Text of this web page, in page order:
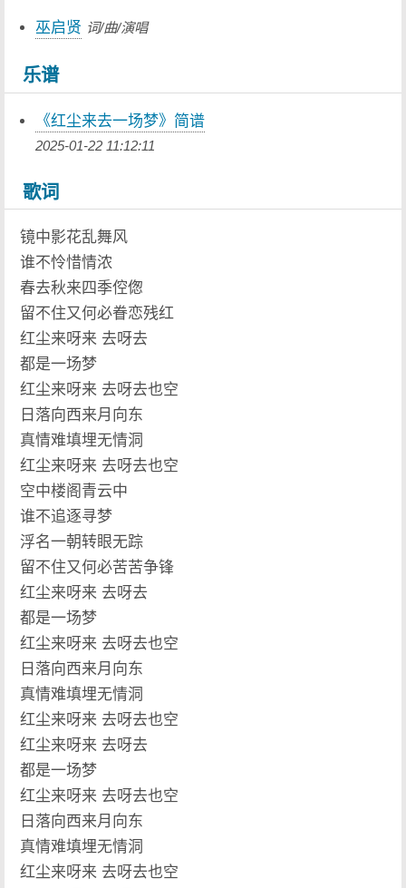
巫启贤 词/曲/演唱
乐谱
《红尘来去一场梦》简谱
2025-01-22 11:12:11
歌词
镜中影花乱舞风
谁不怜惜情浓
春去秋来四季倥偬
留不住又何必眷恋残红
红尘来呀来 去呀去
都是一场梦
红尘来呀来 去呀去也空
日落向西来月向东
真情难填埋无情洞
红尘来呀来 去呀去也空
空中楼阁青云中
谁不追逐寻梦
浮名一朝转眼无踪
留不住又何必苦苦争锋
红尘来呀来 去呀去
都是一场梦
红尘来呀来 去呀去也空
日落向西来月向东
真情难填埋无情洞
红尘来呀来 去呀去也空
红尘来呀来 去呀去
都是一场梦
红尘来呀来 去呀去也空
日落向西来月向东
真情难填埋无情洞
红尘来呀来 去呀去也空